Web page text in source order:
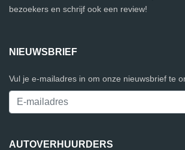
bezoekers en schrijf ook een review!
NIEUWSBRIEF
Vul je e-mailadres in om onze nieuwsbrief te
AUTOVERHUURDERS